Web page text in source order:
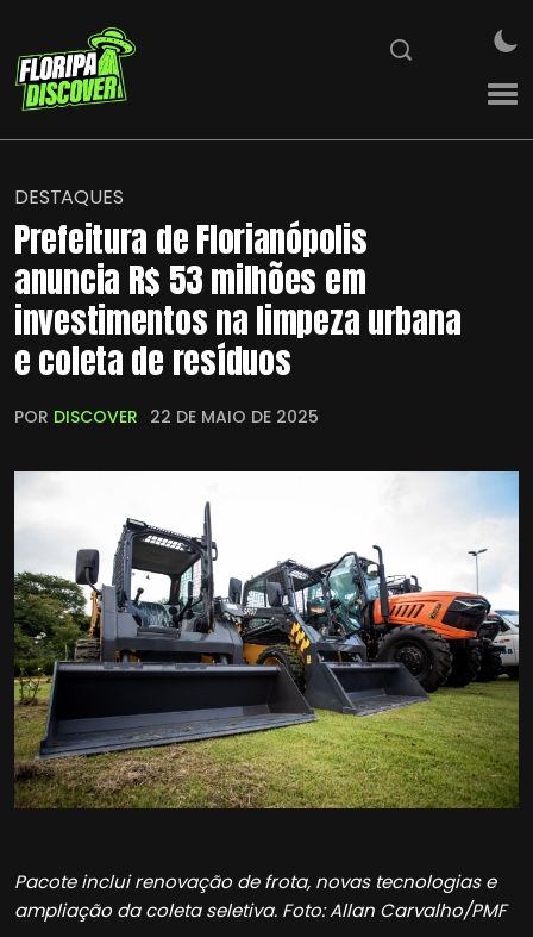
DESTAQUES
Prefeitura de Florianópolis
anuncia R$ 53 milhões em
investimentos na limpeza urbana
e coleta de resíduos
POR DISCOVER 22 DE MAIO DE 2025
Pacote inclui renovação de frota, novas tecnologias e
ampliação da coleta seletiva. Foto: Allan Carvalho/PMF